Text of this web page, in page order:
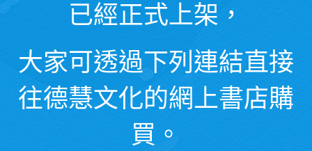
已經正式上架，
大家可透過下列連結直接
往德慧文化的網上書店購
買。